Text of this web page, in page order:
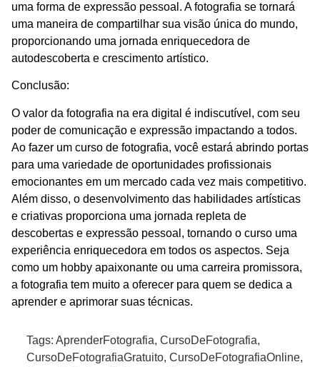
uma forma de expressão pessoal. A fotografia se tornará
uma maneira de compartilhar sua visão única do mundo,
proporcionando uma jornada enriquecedora de
autodescoberta e crescimento artístico.
Conclusão:
O valor da fotografia na era digital é indiscutível, com seu
poder de comunicação e expressão impactando a todos.
Ao fazer um curso de fotografia, você estará abrindo portas
para uma variedade de oportunidades profissionais
emocionantes em um mercado cada vez mais competitivo.
Além disso, o desenvolvimento das habilidades artísticas
e criativas proporciona uma jornada repleta de
descobertas e expressão pessoal, tornando o curso uma
experiência enriquecedora em todos os aspectos. Seja
como um hobby apaixonante ou uma carreira promissora,
a fotografia tem muito a oferecer para quem se dedica a
aprender e aprimorar suas técnicas.
Tags: AprenderFotografia, CursoDeFotografia,
CursoDeFotografiaGratuito, CursoDeFotografiaOnline,